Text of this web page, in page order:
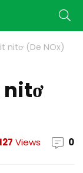
nitơ (De NOx)
nitơ
Views 0